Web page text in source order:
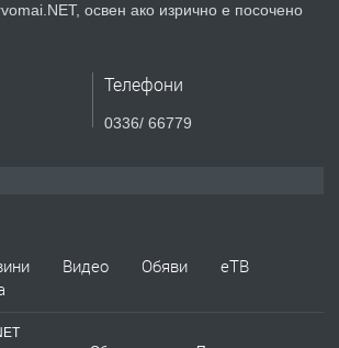
Уроци по Математика
преди 1 година
освен ако изрично е посочено
Телефони
0336/ 66779
Видео Обяви
еТВ